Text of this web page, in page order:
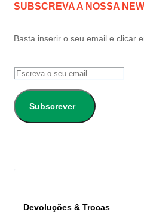
SUBSCREVA A NOSSA
Basta inserir o seu email e clicar
Subscrever
Devoluções & Trocas